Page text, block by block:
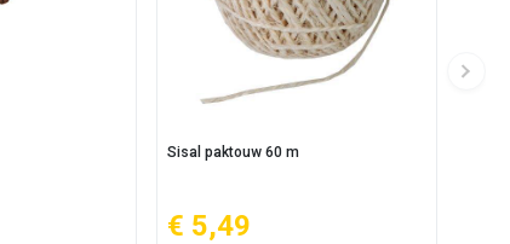
Sisal paktouw 60 m
€ 5,49